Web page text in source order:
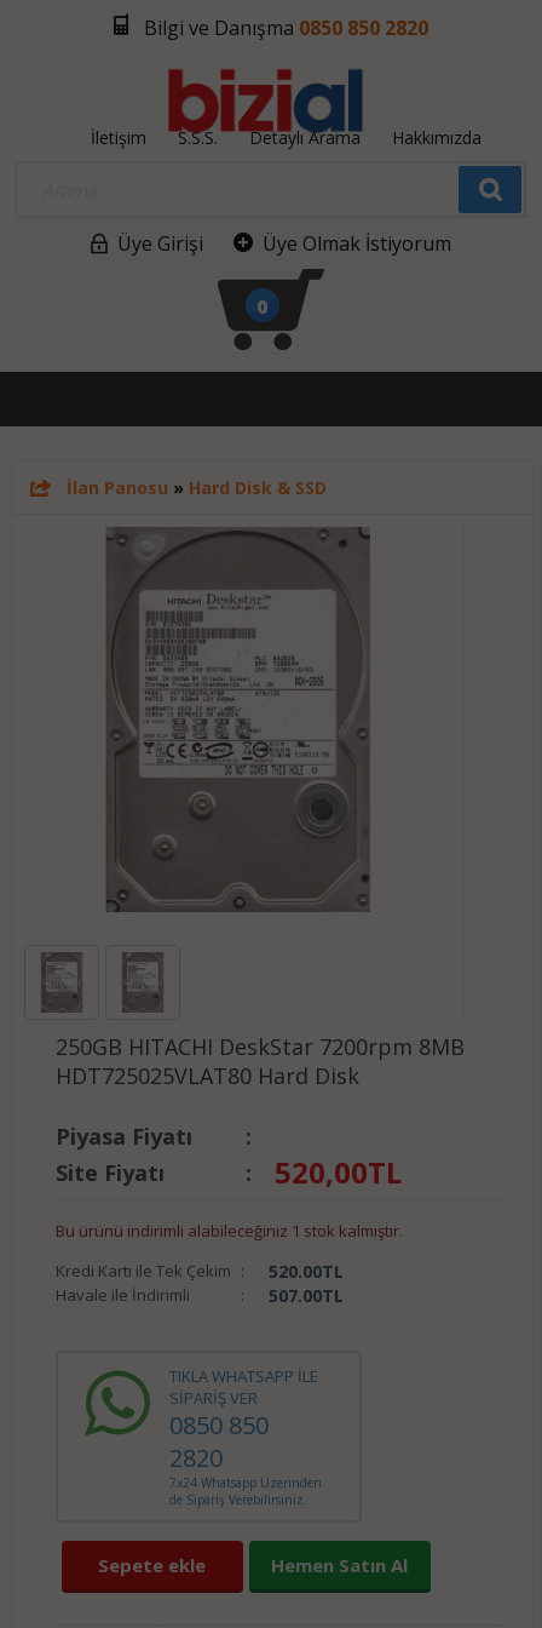
Bilgi ve Danışma 0850 850 2820
İletişim S.S.S. Detaylı Arama Hakkımızda
Üye Girişi Üye Olmak İstiyorum
0
İlan Panosu » Hard Disk & SSD
250GB HITACHI DeskStar 7200rpm 8MB
HDT725025VLAT80 Hard Disk
Piyasa Fiyatı
:
Site Fiyatı
: 520,00TL
Bu ürünü indirimli alabileceğiniz 1 stok kalmıştır.
Kredi Kartı ile Tek Çekim : 520.00TL
Havale ile İndirimli : 507.00TL
TIKLA WHATSAPP İLE
SİPARİŞ VER
0850 850
2820
7x24 Whatsapp Üzerinden
de Sipariş Verebilirsiniz.
Sepete ekle Hemen Satın Al